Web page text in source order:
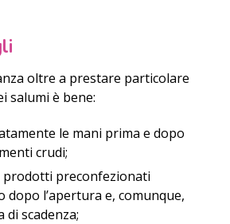
oltre a prestare particolare
salumi è bene:
le mani prima e dopo
crudi;
prodotti preconfezionati
dopo l’apertura e, comunque,
di scadenza;